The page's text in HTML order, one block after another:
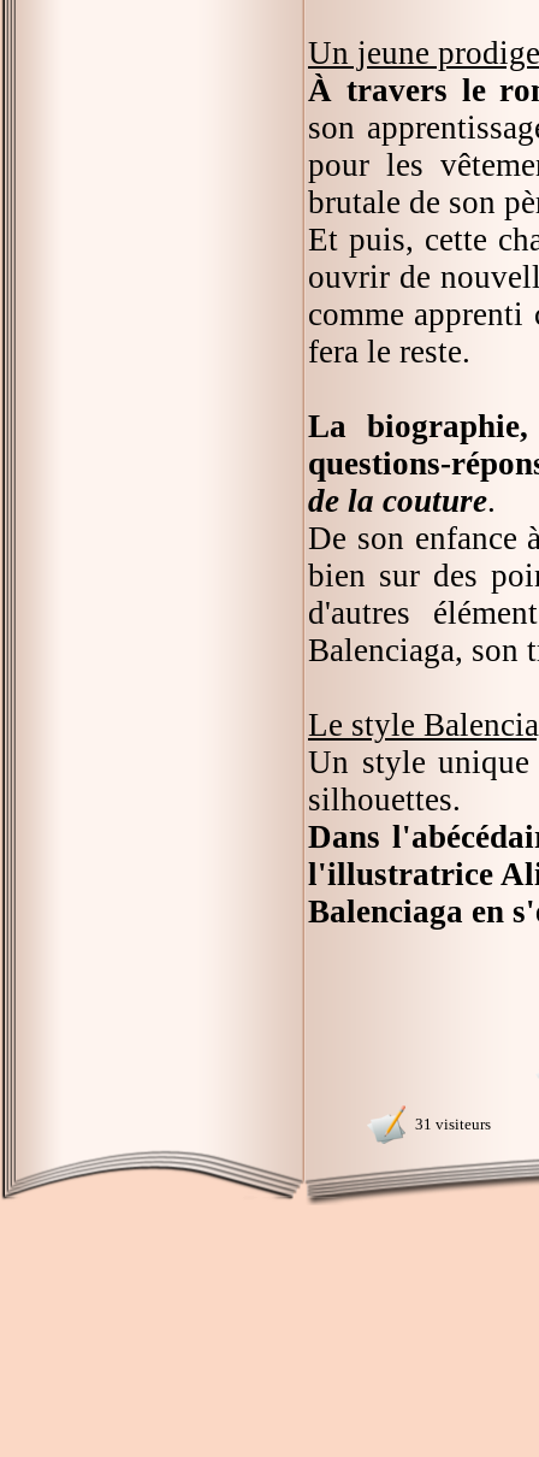
Un jeune prodige
À travers le
son
pour les
brutale de son
Et puis, cette
ouvrir de
comme apprenti
fera le reste.
La
questions-
de la couture.
De son enfance
bien sur des
d'autres
Balenciaga, son
Le style
Un style
silhouettes.
Dans
l'illustratrice
Balenciaga en
31 visiteurs